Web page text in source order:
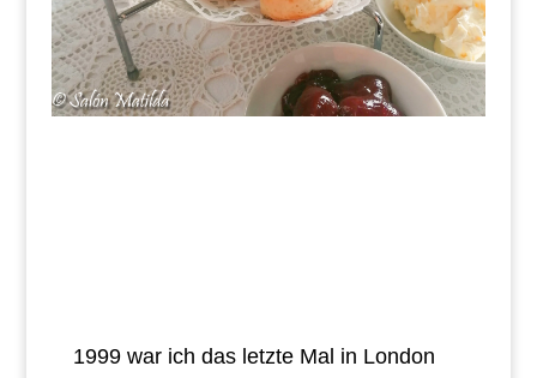
1999 war ich das letzte Mal in London